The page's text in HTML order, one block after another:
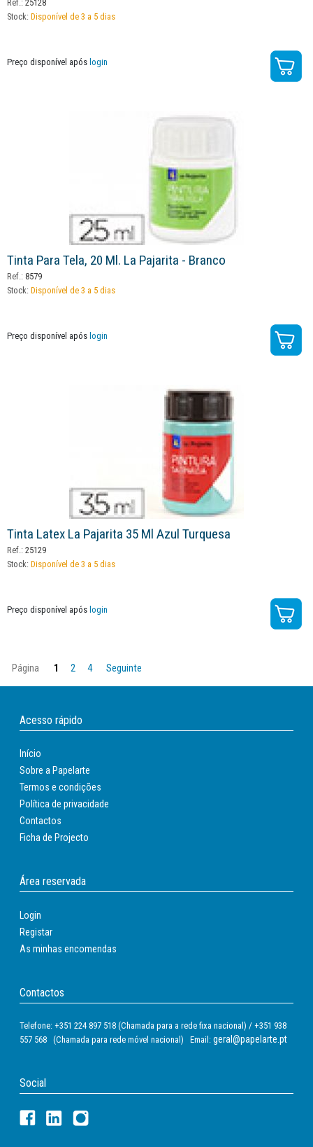
Ref.: 25128
Stock: Disponível de 3 a 5 dias
Preço disponível após login
Tinta Para Tela, 20 Ml. La Pajarita - Branco
Ref.: 8579
Stock: Disponível de 3 a 5 dias
Preço disponível após login
Tinta Latex La Pajarita 35 Ml Azul Turquesa
Ref.: 25129
Stock: Disponível de 3 a 5 dias
Preço disponível após login
Página 1 2 4 Seguinte
Acesso rápido
Início
Sobre a Papelarte
Termos e condições
Política de privacidade
Contactos
Ficha de Projecto
Área reservada
Login
Registar
As minhas encomendas
Contactos
Telefone: +351 224 897 518 (Chamada para a rede fixa nacional) / +351 938
557 568 (Chamada para rede móvel nacional) Email: geral@papelarte.pt
Social